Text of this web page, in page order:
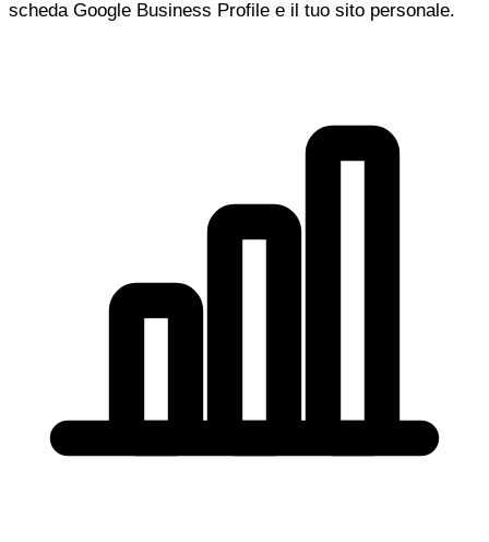
scheda Google Business Profile e il tuo sito personale.